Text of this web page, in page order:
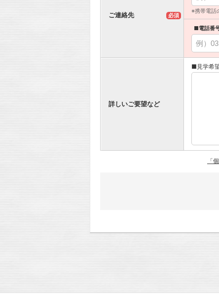
ご連絡先 必須
※携帯電話
■電話番
詳しいご要望など
■見学希
「